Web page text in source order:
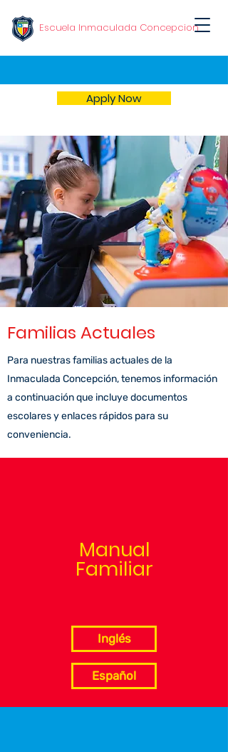
Escuela Inmaculada Concepcion
Apply Now
Familias Actuales
Para nuestras familias actuales de la
Inmaculada Concepción, tenemos información
a continuación que incluye documentos
escolares y enlaces rápidos para su
conveniencia.
Manual
Familiar
Inglés
Español